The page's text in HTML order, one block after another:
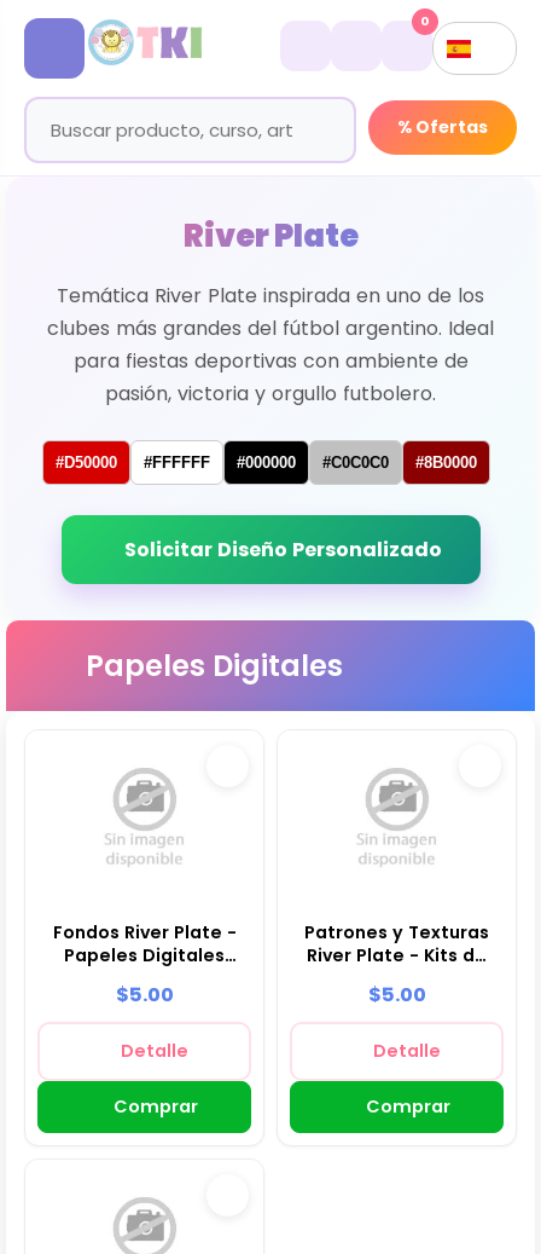
% Ofertas
0
River Plate
Temática River Plate inspirada en uno de los
clubes más grandes del fútbol argentino. Ideal
para fiestas deportivas con ambiente de
pasión, victoria y orgullo futbolero.
#D50000 #FFFFFF #000000 #C0C0C0 #8B0000
Solicitar Diseño Personalizado
Papeles Digitales
Fondos River Plate -
Papeles Digitales
$5.00
Detalle
Comprar
Patrones y Texturas
River Plate - Kits de
$5.00
Detalle
Comprar